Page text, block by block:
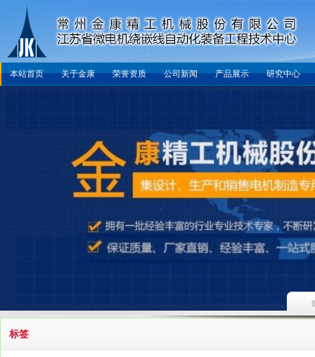
本站首页 关于金康 荣誉资质 公司新闻 产品展示 研究中心
标签